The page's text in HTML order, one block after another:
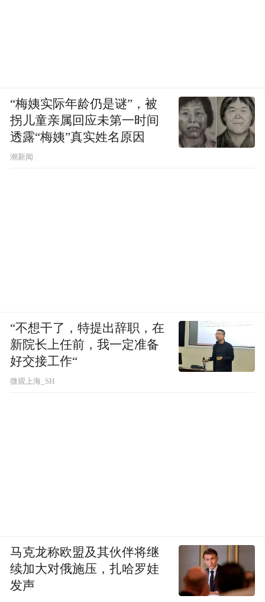
凝聚智慧与力量，奋力谱写医院高质量发展
和全市卫生健康事业新篇章。
来源：山东大学齐鲁医院德州医院
“特别声明：以上作品内容(包括在内的视频、图片或音
频)为凤凰网旗下自媒体平台“大风号”用户上传并发
“梅姨实际年龄仍是谜”，被
拐儿童亲属回应未第一时间
透露“梅姨”真实姓名原因
潮新闻
“不想干了，特提出辞职，在
新院长上任前，我一定准备
好交接工作“
微观上海_SH
马克龙称欧盟及其伙伴将继
续加大对俄施压，扎哈罗娃
发声